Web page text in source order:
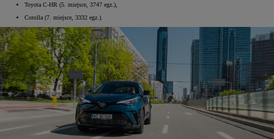
Toyota C-HR (5. miejsce, 3747 egz.),
Corolla (7. miejsce, 3332 egz.).